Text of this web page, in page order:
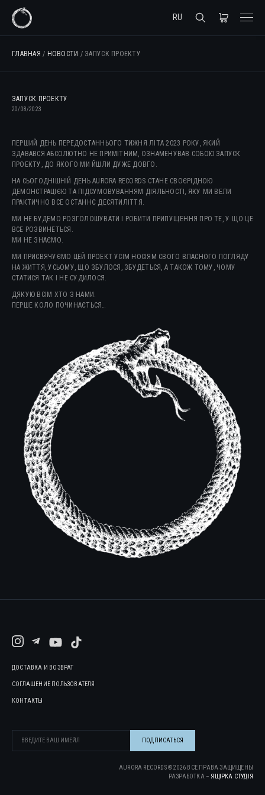
RU
ГЛАВНАЯ / НОВОСТИ / ЗАПУСК ПРОЕКТУ
ЗАПУСК ПРОЕКТУ
20/08/2023
ПЕРШИЙ ДЕНЬ ПЕРЕДОСТАННЬОГО ТИЖНЯ ЛІТА 2023 РОКУ, ЯКИЙ
ЗДАВАВСЯ АБСОЛЮТНО НЕ ПРИМІТНИМ, ОЗНАМЕНУВАВ СОБОЮ ЗАПУСК
ПРОЕКТУ, ДО ЯКОГО МИ ЙШЛИ ДУЖЕ ДОВГО.
НА СЬОГОДНІШНІЙ ДЕНЬ AURORA RECORDS СТАНЕ СВОЄРІДНОЮ
ДЕМОНСТРАЦІЄЮ ТА ПІДСУМОВУВАННЯМ ДІЯЛЬНОСТІ, ЯКУ МИ ВЕЛИ
ПРАКТИЧНО ВСЕ ОСТАННЄ ДЕСЯТИЛІТТЯ.
МИ НЕ БУДЕМО РОЗГОЛОШУВАТИ І РОБИТИ ПРИПУЩЕННЯ ПРО ТЕ, У ЩО ЦЕ
ВСЕ РОЗВИНЕТЬСЯ.
МИ НЕ ЗНАЄМО.
МИ ПРИСВЯЧУЄМО ЦЕЙ ПРОЕКТ УСІМ НОСІЯМ СВОГО ВЛАСНОГО ПОГЛЯДУ
НА ЖИТТЯ, УСЬОМУ, ЩО ЗБУЛОСЯ, ЗБУДЕТЬСЯ, А ТАКОЖ ТОМУ, ЧОМУ
СТАТИСЯ ТАК І НЕ СУДИЛОСЯ.
ДЯКУЮ ВСІМ ХТО З НАМИ.
ПЕРШЕ КОЛО ПОЧИНАЄТЬСЯ…
ДОСТАВКА И ВОЗВРАТ
СОГЛАШЕНИЕ ПОЛЬЗОВАТЕЛЯ
КОНТАКТЫ
AURORA RECORDS ©2026 ВСЕ ПРАВА ЗАЩИЩЕНЫ
РАЗРАБОТКА – ЯЩІРКА CТУДІЯ